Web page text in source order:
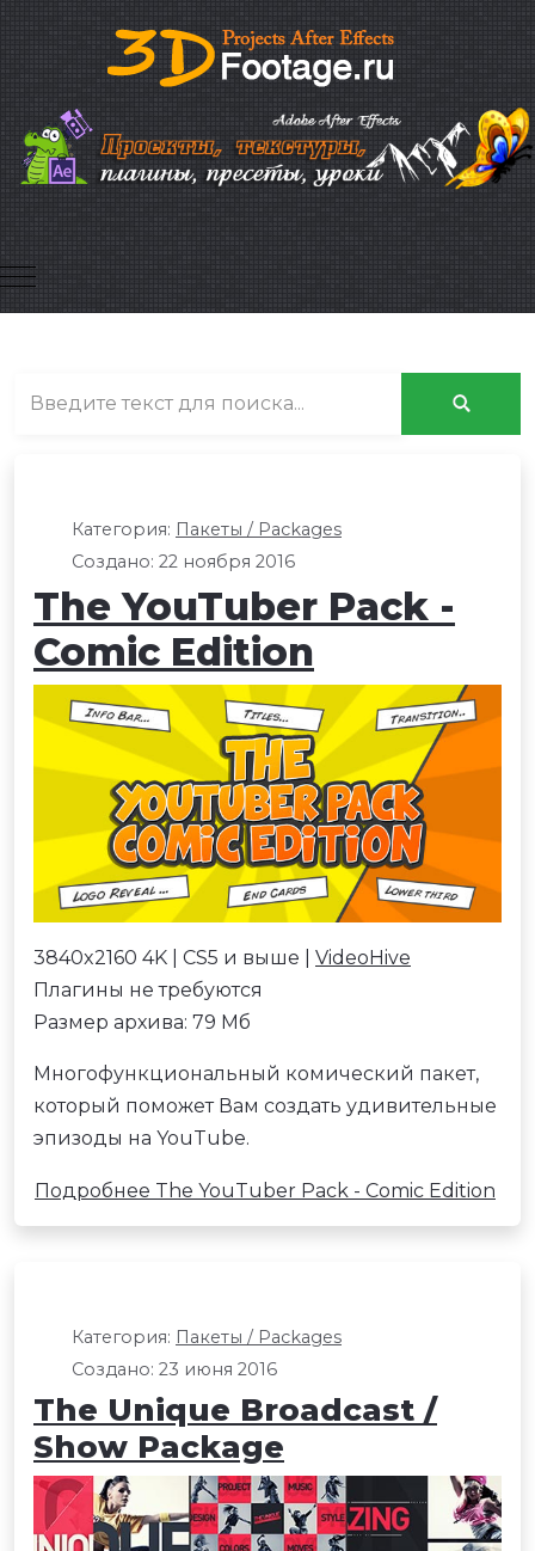
Mobile Menu Toggle
Категория: Пакеты / Packages
Создано: 22 ноября 2016
The YouTuber Pack -
Comic Edition
3840x2160 4K | CS5 и выше | VideoHive
Плагины не требуются
Размер архива: 79 Мб
Многофункциональный комический пакет,
который поможет Вам создать удивительные
эпизоды на YouTube.
Подробнее The YouTuber Pack - Comic Edition
Категория: Пакеты / Packages
Создано: 23 июня 2016
The Unique Broadcast /
Show Package